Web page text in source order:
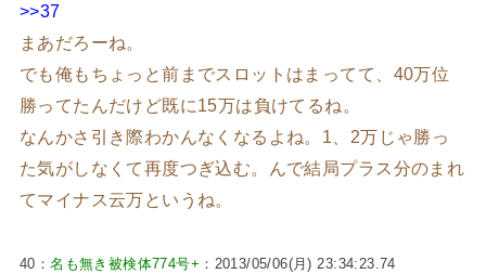
>>37
まあだろーね。
でも俺もちょっと前までスロットはまってて、40万位
勝ってたんだけど既に15万は負けてるね。
なんかさ引き際わかんなくなるよね。1、2万じゃ勝っ
た気がしなくて再度つぎ込む。んで結局プラス分のまれ
てマイナス云万というね。
40：名も無き被検体774号+ ：2013/05/06(月) 23:34:23.74